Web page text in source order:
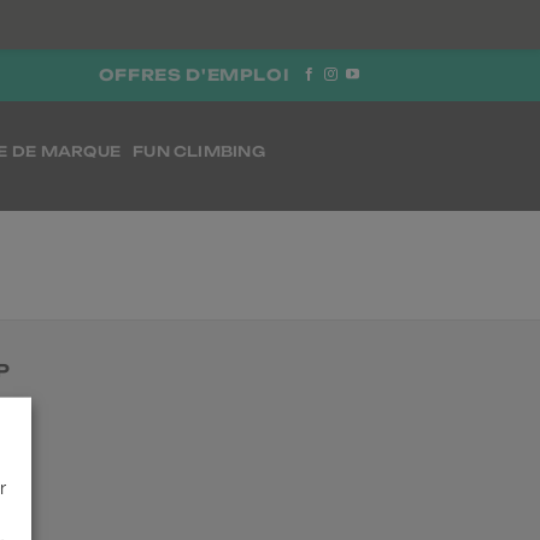
OFFRES D'EMPLOI
DE MARQUE FUN CLIMBING